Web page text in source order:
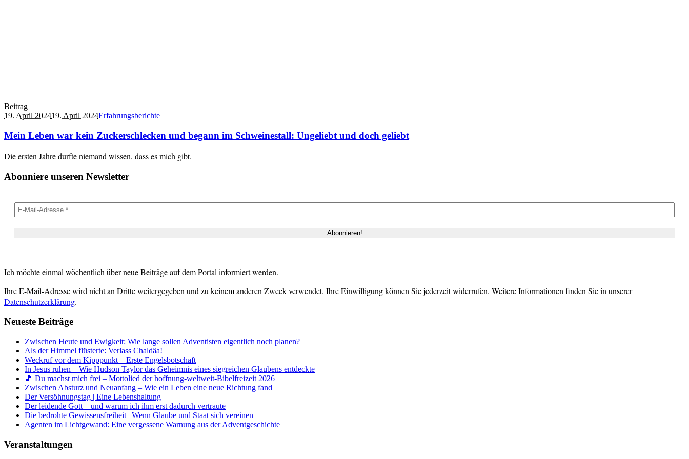
Beitrag
19. April 202419. April 2024Erfahrungsberichte
Mein Leben war kein Zuckerschlecken und begann im Schweinestall: Ungeliebt und doch geliebt
Die ersten Jahre durfte niemand wissen, dass es mich gibt.
Abonniere unseren Newsletter
Ich möchte einmal wöchentlich über neue Beiträge auf dem Portal informiert werden.
Ihre E-Mail-Adresse wird nicht an Dritte weitergegeben und zu keinem anderen Zweck verwendet. Ihre Einwilligung können Sie jederzeit widerrufen. Weitere Informationen finden Sie in unserer
Datenschutzerklärung.
Neueste Beiträge
Zwischen Heute und Ewigkeit: Wie lange sollen Adventisten eigentlich noch planen?
Als der Himmel flüsterte: Verlass Chaldäa!
Weckruf vor dem Kipppunkt – Erste Engelsbotschaft
In Jesus ruhen – Wie Hudson Taylor das Geheimnis eines siegreichen Glaubens entdeckte
🎵 Du machst mich frei – Mottolied der hoffnung-weltweit-Bibelfreizeit 2026
Zwischen Absturz und Neuanfang – Wie ein Leben eine neue Richtung fand
Der Versöhnungstag | Eine Lebenshaltung
Der leidende Gott – und warum ich ihm erst dadurch vertraute
Die bedrohte Gewissensfreiheit | Wenn Glaube und Staat sich vereinen
Agenten im Lichtgewand: Eine vergessene Warnung aus der Adventgeschichte
Veranstaltungen